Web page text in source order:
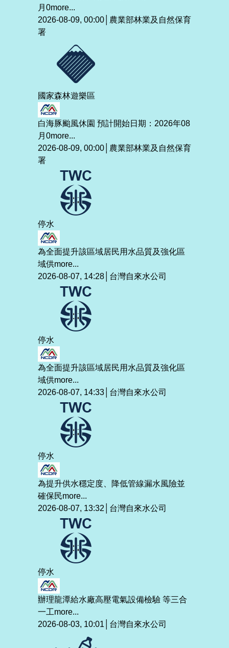
月0more...
2026-08-09, 00:00│農業部林業及自然保育
署
國家森林遊樂區
白海豚颱風休園 預計開始日期：2026年08
月0more...
2026-08-09, 00:00│農業部林業及自然保育
署
停水
為全面提升該區域居民用水品質及強化區
域供more...
2026-08-07, 14:28│台灣自來水公司
停水
為全面提升該區域居民用水品質及強化區
域供more...
2026-08-07, 14:33│台灣自來水公司
停水
為提升供水穩定度、降低管線漏水風險並
確保民more...
2026-08-07, 13:32│台灣自來水公司
停水
辦理龍潭給水廠高壓電氣設備檢驗 等三合
一工more...
2026-08-03, 10:01│台灣自來水公司